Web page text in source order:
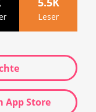
Leser
App Store